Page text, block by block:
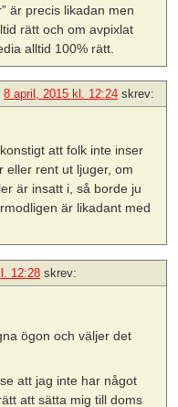
är precis likadan men
rätt och om avpixlat
alltid 100% rätt.
8 april, 2015 kl. 12:24 skrev:
att folk inte inser
eller rent ut ljuger, om
är insatt i, så borde ju
är likadant med
12:28 skrev:
ögon och väljer det
att jag inte har något
att sätta mig till doms